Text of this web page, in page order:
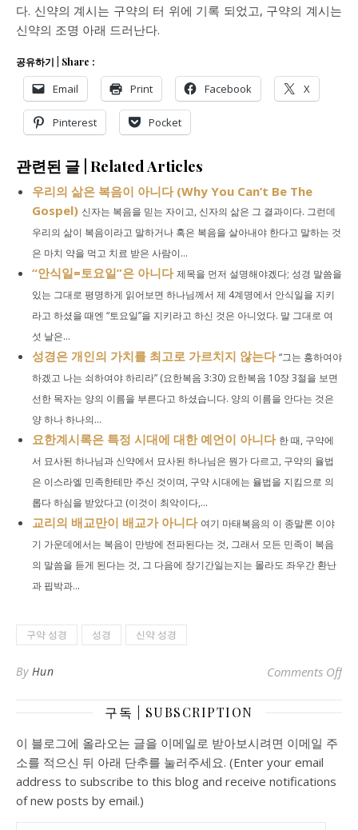
다. 신약의 계시는 구약의 터 위에 기록 되었고, 구약의 계시는
신약의 조명 아래 드러난다.
공유하기 | Share :
Email Print Facebook X
Pinterest Pocket
관련된 글 | Related Articles
우리의 삶은 복음이 아니다 (Why You Can’t Be The
Gospel) 신자는 복음을 믿는 자이고, 신자의 삶은 그 결과이다. 그런데
우리의 삶이 복음이라고 말하거나 혹은 복음을 살아내야 한다고 말하는 것
은 마치 약을 먹고 치료 받은 사람이...
“안식일=토요일”은 아니다 제목을 먼저 설명해야겠다; 성경 말씀을
있는 그대로 평명하게 읽어보면 하나님께서 제 4계명에서 안식일을 지키
라고 하셨을 때엔 “토요일”을 지키라고 하신 것은 아니었다. 말 그대로 여
섯 날은...
성경은 개인의 가치를 최고로 가르치지 않는다 “그는 흥하여야
하겠고 나는 쇠하여야 하리라” (요한복음 3:30) 요한복음 10장 3절을 보면
선한 목자는 양의 이름을 부른다고 하셨습니다. 양의 이름을 안다는 것은
양 하나 하나의...
요한계시록은 특정 시대에 대한 예언이 아니다 한 때, 구약에
서 묘사된 하나님과 신약에서 묘사된 하나님은 뭔가 다르고, 구약의 율법
은 이스라엘 민족한테만 주신 것이며, 구약 시대에는 율법을 지킴으로 의
롭다 하심을 받았다고 (이것이 최악이다,...
교리의 배교만이 배교가 아니다 여기 마태복음의 이 종말론 이야
기 가운데에서는 복음이 만방에 전파된다는 것, 그래서 모든 민족이 복음
의 말씀을 듣게 된다는 것, 그 다음에 장기간일는지는 몰라도 좌우간 환난
과 핍박과...
구약 성경 성경 신약 성경
By Hun Comments Offon
구독 | SUBSCRIPTION
이 블로그에 올라오는 글을 이메일로 받아보시려면 이메일 주
소를 적으신 뒤 아래 단추를 눌러주세요. (Enter your email
address to subscribe to this blog and receive notifications
of new posts by email.)